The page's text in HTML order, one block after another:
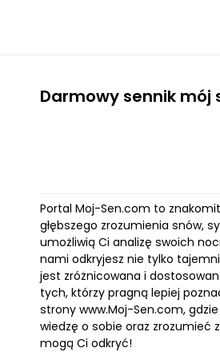
Darmowy sennik mój
Portal Moj-Sen.com to
głębszego zrozumienia snów,
umożliwią Ci analizę swoich
nami odkryjesz nie tylko
jest zróżnicowana i
tych, którzy pragną lepiej
strony www.Moj-Sen.com,
wiedzę o sobie oraz zrozumieć
mogą Ci odkryć!